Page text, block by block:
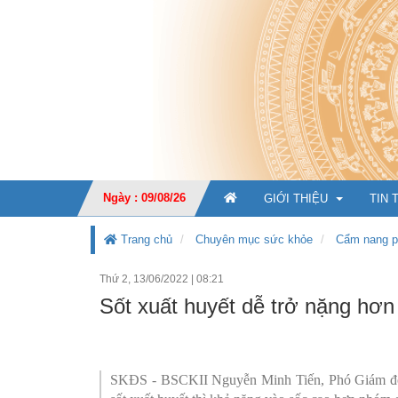
Ngày : 09/08/26 GIỚI THIỆU
CHỨC NĂNG, NHIỆM
Văn
KẾ HOẠCH PHÁT
TIN
Trang chủ Chuyên mục sức khỏe Cẩm nang
Thứ 2, 13/06/2022 | 08:21
Sốt xuất huyết dễ trở nặng
SKĐS - BSCKII Nguyễn Minh Tiến, Phó Giám